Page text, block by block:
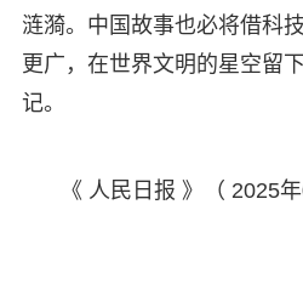
涟漪。中国故事也必将借科
更广，在世界文明的星空留
记。
《 人民日报 》（ 2025